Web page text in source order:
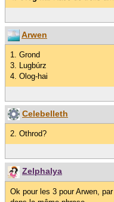
Arwen
1. Grond
3. Lugbúrz
4. Olog-hai
Celebelleth
2. Othrod?
Zelphalya
Ok pour les 3 pour Arwen,